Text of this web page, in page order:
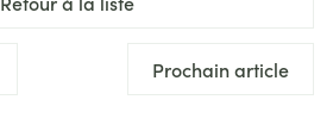
Prochain article